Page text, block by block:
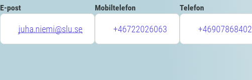
E-post
juha.niemi@slu.se
Mobiltelefon
+46722026063
Telefon
+46907868402